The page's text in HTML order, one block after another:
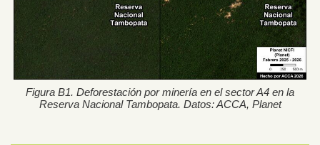
Figura B1. Deforestación por minería en el sector A4 en la
Reserva Nacional Tambopata. Datos: ACCA, Planet